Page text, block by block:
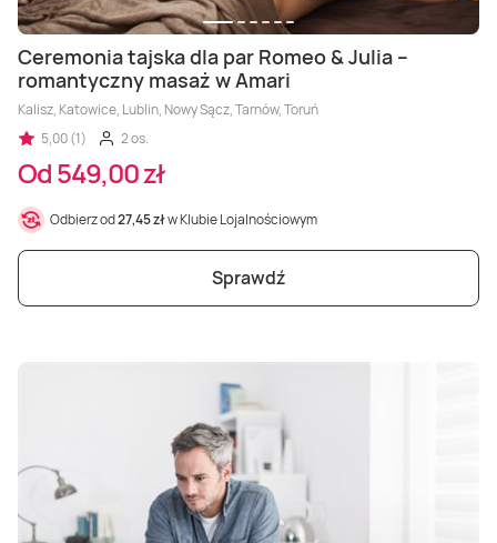
Ceremonia tajska dla par Romeo & Julia –
romantyczny masaż w Amari
Kalisz, Katowice, Lublin, Nowy Sącz, Tarnów, Toruń
5,00 (1)
2 os.
Od 549,00 zł
Odbierz od27,45 złw Klubie Lojalnościowym
Sprawdź